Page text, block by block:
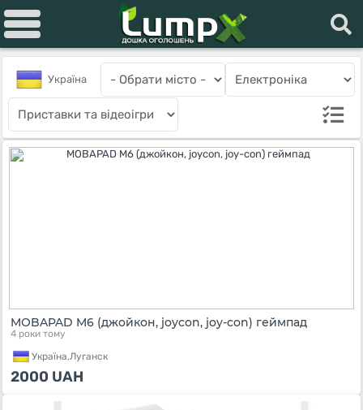
Україна
MOBAPAD M6 (джойкон, joycon, joy-con) геймпад
4 роки тому
Україна,Луганск
2000 UAH